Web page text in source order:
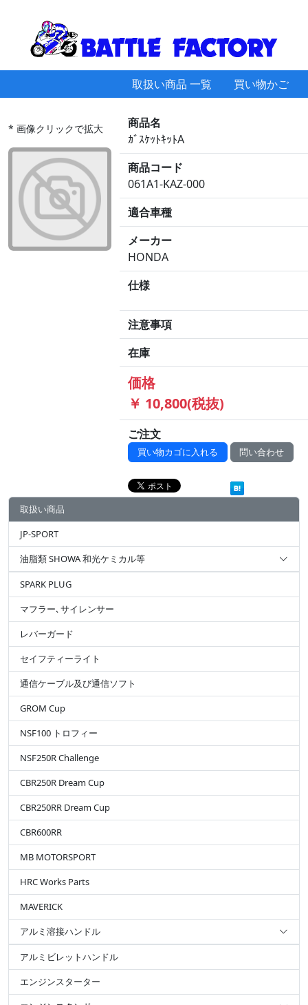
取扱い商品 一覧 買い物かご
取扱い商品
JP-SPORT
油脂類 SHOWA 和光ケミカル等
SPARK PLUG
マフラー､サイレンサー
レバーガード
セイフティーライト
通信ケーブル及び通信ソフト
GROM Cup
NSF100 トロフィー
NSF250R Challenge
CBR250R Dream Cup
CBR250RR Dream Cup
CBR600RR
MB MOTORSPORT
HRC Works Parts
MAVERICK
アルミ溶接ハンドル
アルミビレットハンドル
エンジンスターター
* 画像クリックで拡大
商品名
ｶﾞｽｹｯﾄｷｯﾄA
商品コード
061A1-KAZ-000
適合車種
メーカー
HONDA
仕様
注意事項
在庫
価格
￥ 10,800(税抜)
ご注文
買い物カゴに入れる 問い合わせ